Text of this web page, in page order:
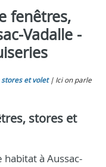
fenêtres,
Vadalle -
et volet
Ici on parle
stores et
à Aussac-